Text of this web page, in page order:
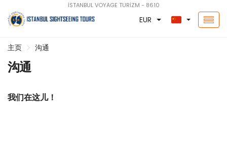
İSTANBUL VOYAGE TURİZM - 8610
EUR
主页 沟通
沟通
我们在这儿！